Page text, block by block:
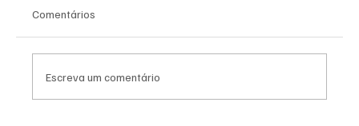
Comentários
Escreva um comentário